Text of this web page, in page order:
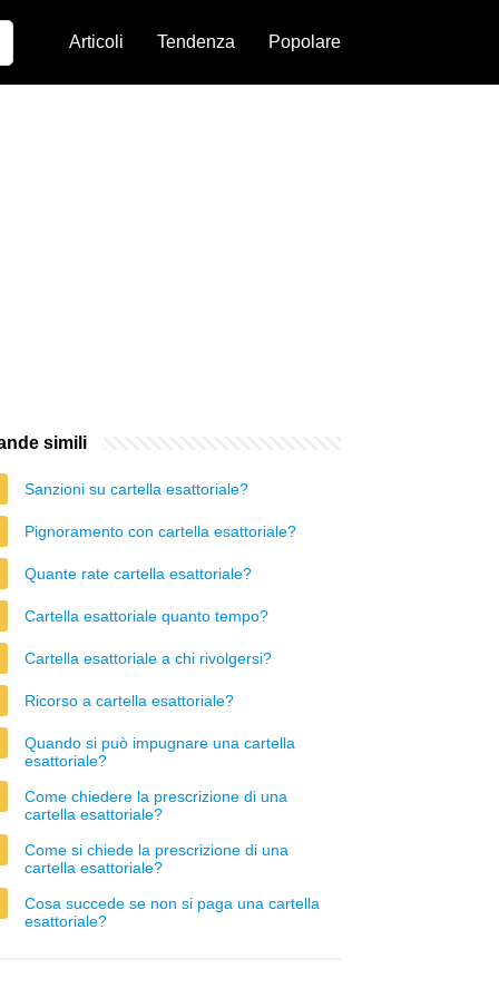
Articoli Tendenza Popolare
simili
Sanzioni su cartella esattoriale?
Pignoramento con cartella esattoriale?
Quante rate cartella esattoriale?
Cartella esattoriale quanto tempo?
Cartella esattoriale a chi rivolgersi?
Ricorso a cartella esattoriale?
Quando si può impugnare una cartella
esattoriale?
Come chiedere la prescrizione di una
cartella esattoriale?
Come si chiede la prescrizione di una
cartella esattoriale?
Cosa succede se non si paga una cartella
esattoriale?